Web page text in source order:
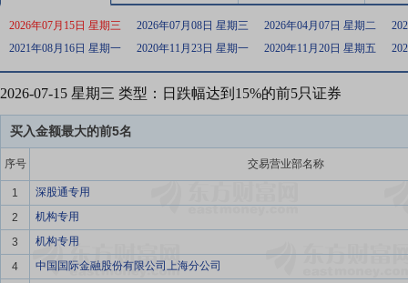
2026年07月15日 星期三 2026年07月08日 星期三 2026年04月07日 星期二
2021年08月16日 星期一
2020年11月23日 星期一 2020年11月20日 星期五
2026-07-15 星期三 类型：日跌幅达到15%的前5只证券
买入金额最大的前5名
序号 交易营业部名称
1
深股通专用
2
机构专用
3
机构专用
4
中国国际金融股份有限公司上海分公司